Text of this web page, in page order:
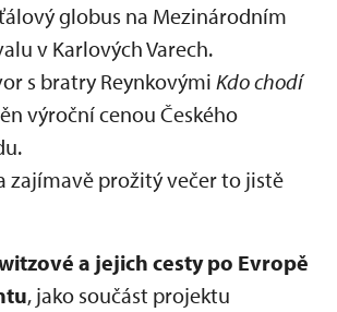
globus na Mezinárodním
v Karlových Varech.
s bratry Reynkovými Kdo chodí
výroční cenou Českého
zajímavě prožitý večer to jistě
a jejich cesty po Evropě
, jako součást projektu